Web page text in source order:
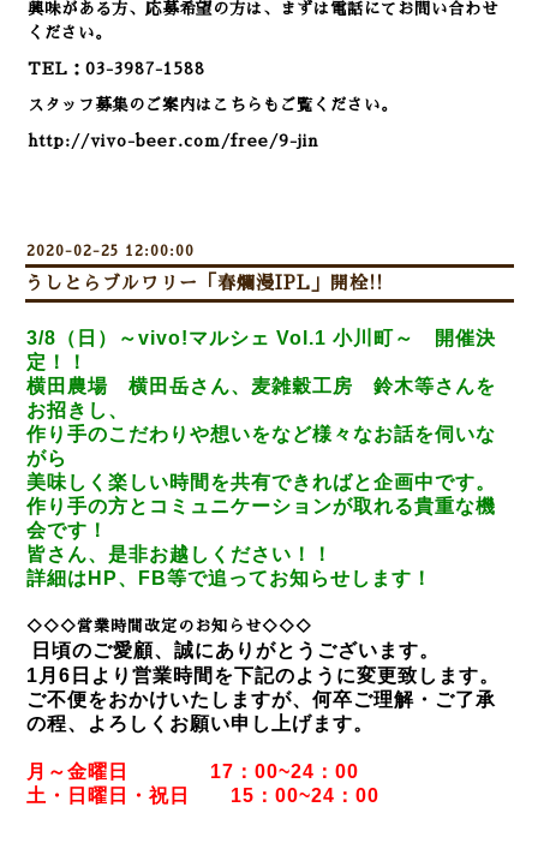
興味がある方、応募希望の方は、まずは電話にてお問い合わせ
ください。
TEL：03-3987-1588
スタッフ募集のご案内はこちらもご覧ください。
http://vivo-beer.com/free/9-jin
2020-02-25 12:00:00
うしとらブルワリー「春爛漫IPL」開栓!!
3/8（日）～vivo!マルシェ Vol.1 小川町～
開催決
定！！
横田農場 横田岳さん、麦雑穀工房 鈴木等さんを
お招きし、
作り手のこだわりや想いをなど様々なお話を伺いな
がら
美味しく楽しい時間を共有できればと企画中です。
作り手の方とコミュニケーションが取れる貴重な機
会です！
皆さん、是非お越しください！！
詳細はHP、FB等で追ってお知らせします！
◇◇◇営業時間改定のお知らせ◇◇◇
日頃のご愛顧、誠にありがとうございます。
1月6日より営業時間を下記のように変更致します。
ご不便をおかけいたしますが、何卒ご理解・ご了承
の程、よろしくお願い申し上げます。
月～金曜日 17：00~24：00
土・日曜日・祝日 15：00~24：00